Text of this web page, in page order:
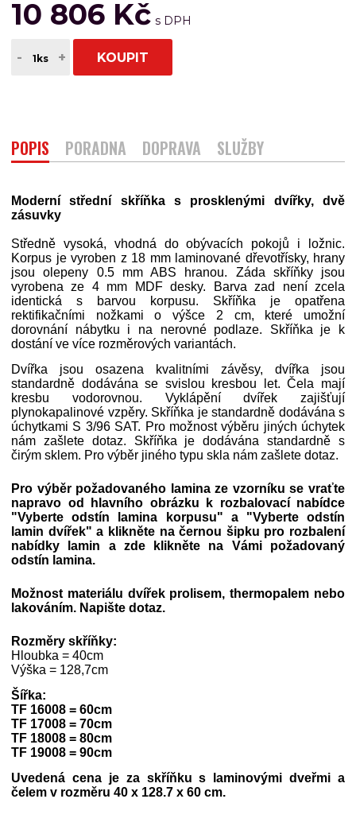
10 806 Kč
- + KOUPIT
POPIS PORADNA DOPRAVA SLUŽBY
Moderní střední skříňka s prosklenými dvířky, dvě
zásuvky
Středně vysoká, vhodná do obývacích pokojů i ložnic.
Korpus je vyroben z 18 mm laminované dřevotřísky, hrany
jsou olepeny 0.5 mm ABS hranou. Záda skříňky jsou
vyrobena ze 4 mm MDF desky. Barva zad není zcela
identická s barvou korpusu. Skříňka je opatřena
rektifikačními nožkami o výšce 2 cm, které umožní
dorovnání nábytku i na nerovné podlaze. Skříňka je k
dostání ve více rozměrových variantách.
Dvířka jsou osazena kvalitními závěsy, dvířka jsou
standardně dodávána se svislou kresbou let. Čela mají
kresbu vodorovnou. Vyklápění dvířek zajišťují
plynokapalinové vzpěry. Skříňka je standardně dodávána s
úchytkami S 3/96 SAT. Pro možnost výběru jiných úchytek
nám zašlete dotaz. Skříňka je dodávána standardně s
čirým sklem. Pro výběr jiného typu skla nám zašlete dotaz.
Pro výběr požadovaného lamina ze vzorníku se vraťte
napravo od hlavního obrázku k rozbalovací nabídce
"Vyberte odstín lamina korpusu" a "Vyberte odstín
lamin dvířek" a klikněte na černou šipku pro rozbalení
nabídky lamin a zde klikněte na Vámi požadovaný
odstín lamina.
Možnost materiálu dvířek prolisem, thermopalem nebo
lakováním. Napište dotaz.
Rozměry skříňky:
Hloubka = 40cm
Výška = 128,7cm
Šířka:
TF 16008 = 60cm
TF 17008 = 70cm
TF 18008 = 80cm
TF 19008 = 90cm
Uvedená cena je za skříňku s laminovými dveřmi a
čelem v rozměru 40 x 128.7 x 60 cm.